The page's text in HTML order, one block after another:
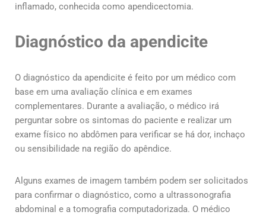
inflamado, conhecida como apendicectomia.
Diagnóstico da apendicite
O diagnóstico da apendicite é feito por um médico com
base em uma avaliação clínica e em exames
complementares. Durante a avaliação, o médico irá
perguntar sobre os sintomas do paciente e realizar um
exame físico no abdômen para verificar se há dor, inchaço
ou sensibilidade na região do apêndice.
Alguns exames de imagem também podem ser solicitados
para confirmar o diagnóstico, como a ultrassonografia
abdominal e a tomografia computadorizada. O médico